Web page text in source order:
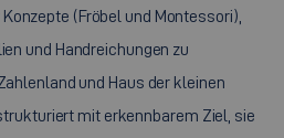
(Fröbel und Montessori),
und Handreichungen zu
und Haus der kleinen
mit erkennbarem Ziel, sie